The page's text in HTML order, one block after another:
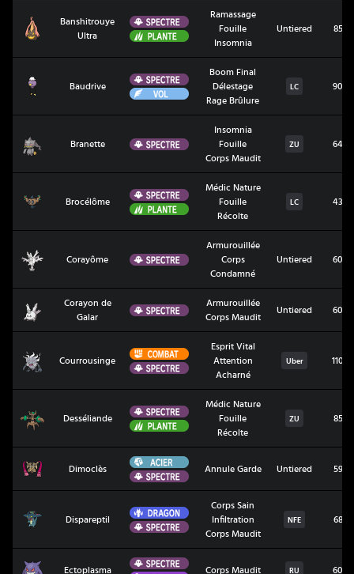
Banshitrouye Ultra
Banshitrouye
Ultra
Spectre
Plante
Ramassage
Fouille
Insomnia
Untiered 85
Baudrive
Spectre
Vol
Boom Final
Délestage
Rage Brûlure
LC 90
Branette Spectre
Insomnia
Fouille
Corps Maudit
ZU 64
Brocélôme
Spectre
Plante
Médic Nature
Fouille
Récolte
LC 43
Corayôme Spectre
Armurouillée
Corps
Condamné
Untiered 60
Corayon de Galar
Corayon de
Galar
Spectre
Armurouillée
Corps Maudit
Untiered 60
Courrousinge
Combat
Spectre
Esprit Vital
Attention
Acharné
Uber 110
Desséliande
Spectre
Plante
Médic Nature
Fouille
Récolte
ZU 85
Dimoclès
Acier
Spectre
Annule Garde Untiered 59
Dispareptil
Dragon
Spectre
Corps Sain
Infiltration
Corps Maudit
NFE 68
Ectoplasma
Spectre
Corps Maudit RU 60